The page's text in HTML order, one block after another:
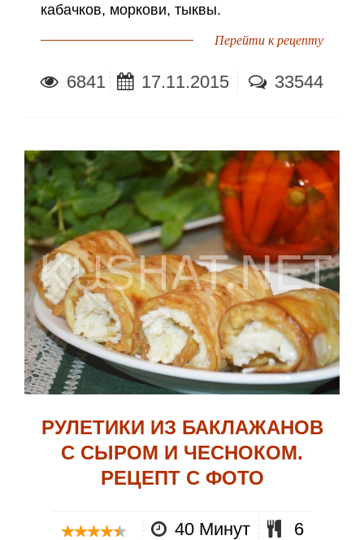
кабачков, моркови, тыквы.
Перейти к рецепту
6841 17.11.2015 33544
РУЛЕТИКИ ИЗ БАКЛАЖАНОВ
С СЫРОМ И ЧЕСНОКОМ.
РЕЦЕПТ С ФОТО
40 Минут 6